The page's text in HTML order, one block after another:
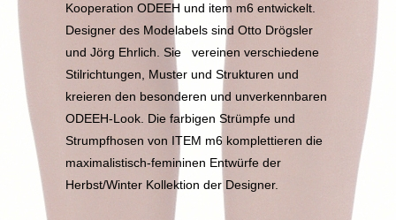
Kooperation ODEEH und item m6 entwickelt.
Designer des Modelabels sind Otto Drögsler
und Jörg Ehrlich. Sie vereinen verschiedene
Stilrichtungen, Muster und Strukturen und
kreieren den besonderen und unverkennbaren
ODEEH-Look. Die farbigen Strümpfe und
Strumpfhosen von ITEM m6 komplettieren die
maximalistisch-femininen Entwürfe der
Herbst/Winter Kollektion der Designer.